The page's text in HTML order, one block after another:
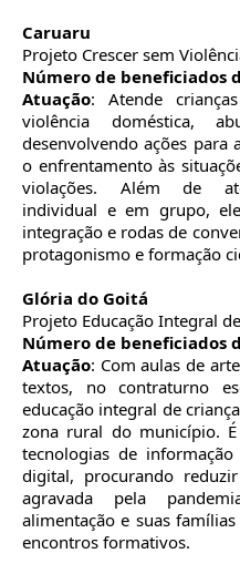
Caruaru
Projeto Crescer sem
Número de beneficiados
Atuação: Atende
violência doméstica,
desenvolvendo ações para
o enfrentamento às
violações. Além de
individual e em grupo,
integração e rodas de
protagonismo e formação
Glória do Goitá
Projeto Educação Integral
Número de beneficiados
Atuação: Com aulas de
textos, no contraturno
educação integral de
zona rural do município.
tecnologias de
digital, procurando
agravada pela
alimentação e suas
encontros formativos.